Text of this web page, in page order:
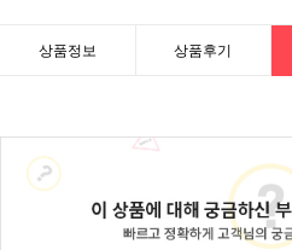
상품정보 상품후기